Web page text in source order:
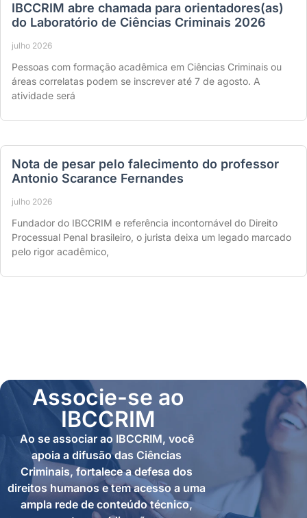
IBCCRIM abre chamada para orientadores(as)
do Laboratório de Ciências Criminais 2026
julho 2026
Pessoas com formação acadêmica em Ciências Criminais ou
áreas correlatas podem se inscrever até 7 de agosto. A
atividade será
Nota de pesar pelo falecimento do professor
Antonio Scarance Fernandes
julho 2026
Fundador do IBCCRIM e referência incontornável do Direito
Processual Penal brasileiro, o jurista deixa um legado marcado
pelo rigor acadêmico,
Associe-se ao
IBCCRIM
Ao se associar ao IBCCRIM, você
apoia a difusão das Ciências
Criminais, fortalece a defesa dos
direitos humanos e tem acesso a uma
ampla rede de conteúdo técnico,